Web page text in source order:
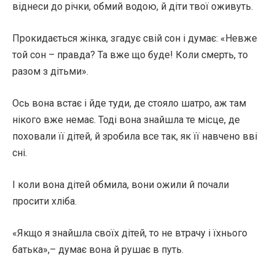
віднеси до річки, обмий водою, й діти твої оживуть.
Прокидається жінка, згадує свій сон і думає: «Невже
той сон – правда? Та вже що буде! Коли смерть, то
разом з дітьми».
Ось вона встає і йде туди, де стояло шатро, аж там
нікого вже немає. Тоді вона знайшла те місце, де
поховали її дітей, й зробила все так, як її навчено вві
сні.
І коли вона дітей обмила, вони ожили й почали
просити хліба.
«Якщо я знайшла своїх дітей, то не втрачу і їхнього
батька»,– думає вона й рушає в путь.